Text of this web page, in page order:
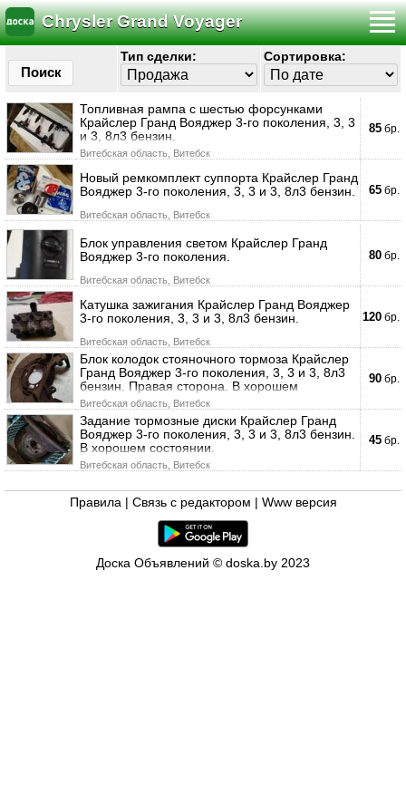
Chrysler Grand Voyager
Поиск
Тип сделки: Сортировка:
Топливная рампа с шестью форсунками
Крайслер Гранд Вояджер 3-го поколения, 3, 3
и 3, 8л3 бензин.
Витебская область, Витебск
85 бр.
Новый ремкомплект суппорта Крайслер Гранд
Вояджер 3-го поколения, 3, 3 и 3, 8л3 бензин.
Витебская область, Витебск
65 бр.
Блок управления светом Крайслер Гранд
Вояджер 3-го поколения.
Витебская область, Витебск
80 бр.
Катушка зажигания Крайслер Гранд Вояджер
3-го поколения, 3, 3 и 3, 8л3 бензин.
Витебская область, Витебск
120 бр.
Блок колодок стояночного тормоза Крайслер
Гранд Вояджер 3-го поколения, 3, 3 и 3, 8л3
бензин. Правая сторона. В хорошем
Витебская область, Витебск
90 бр.
Задание тормозные диски Крайслер Гранд
Вояджер 3-го поколения, 3, 3 и 3, 8л3 бензин.
В хорошем состоянии.
Витебская область, Витебск
45 бр.
Правила Связь с редактором Www версия
Доска Объявлений © doska.by 2023